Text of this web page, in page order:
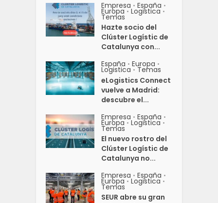
Empresa • España •
Europa • Logistica •
Temas
Hazte socio del
Clúster Logístic de
Catalunya con...
España • Europa •
Logistica • Temas
eLogistics Connect
vuelve a Madrid:
descubre el...
Empresa • España •
Europa • Logistica •
Temas
El nuevo rostro del
Clúster Logístic de
Catalunya no...
Empresa • España •
Europa • Logistica •
Temas
SEUR abre su gran